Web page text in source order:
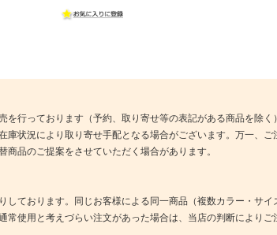
を行っております（予約、取り寄せ等の表記がある商品を除く
庫状況により取り寄せ手配となる場合がございます。万一、ご
商品のご提案をさせていただく場合があります。
しております。同じお客様による同一商品（複数カラー・サイ
常使用と考えづらい注文があった場合は、当店の判断によりご